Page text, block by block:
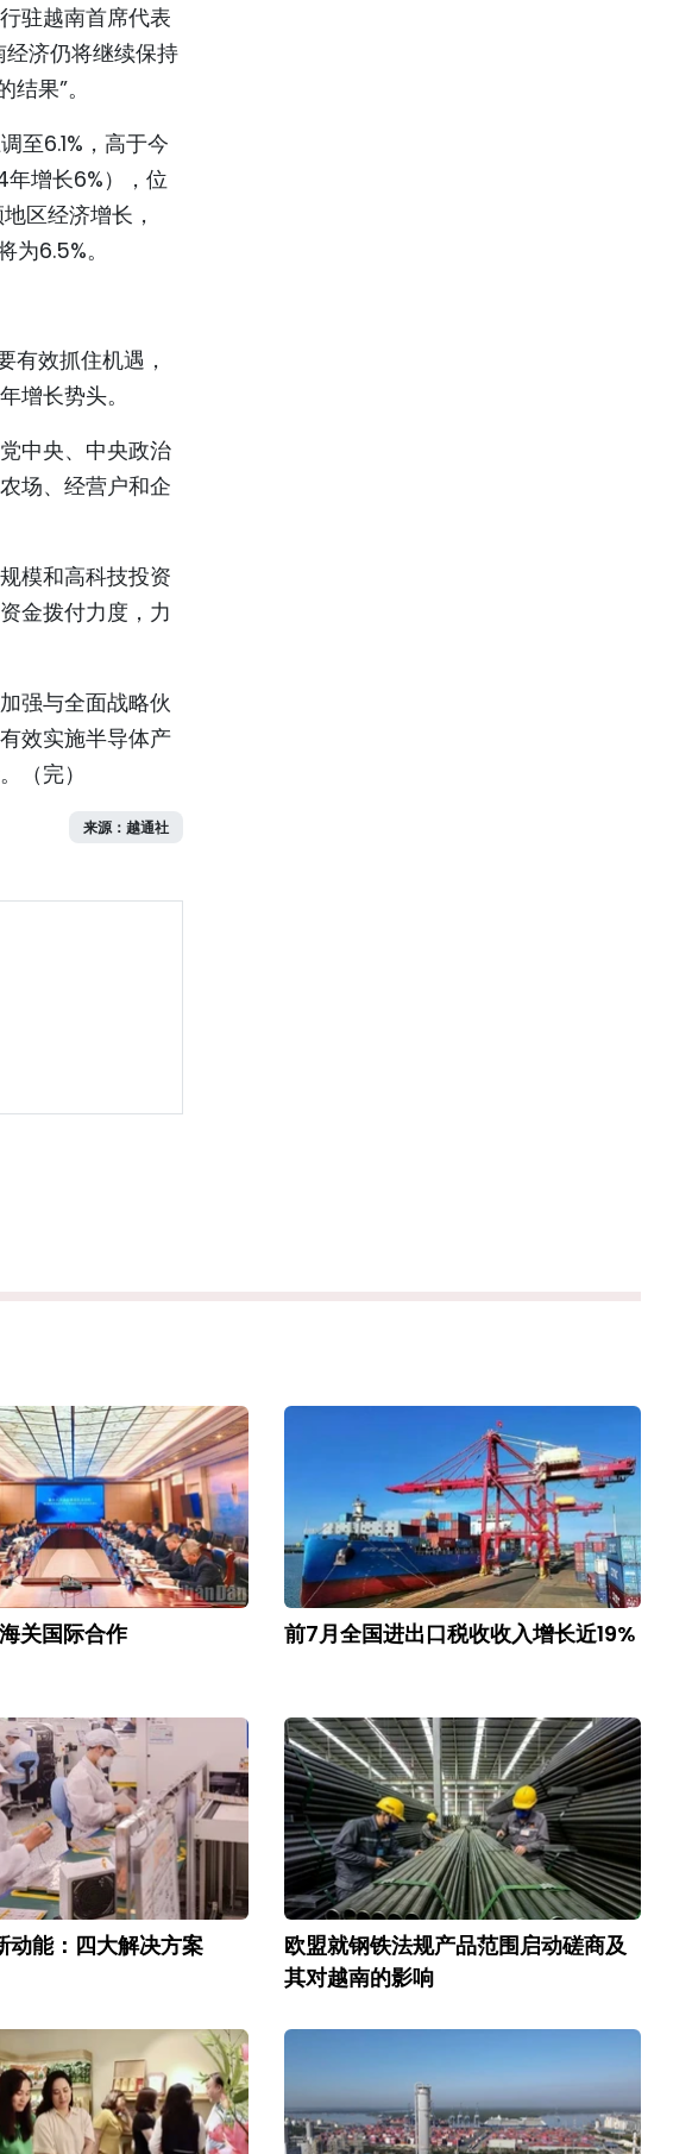
驻越南首席代表
济仍将继续保持
果”。
至6.1%，高于今
增长6%），位
区经济增长，
6.5%。
有效抓住机遇，
增长势头。
中央、中央政治
场、经营户和企
模和高科技投资
金拨付力度，力
强与全面战略伙
效实施半导体产
（完）
来源：越通社
关国际合作 前7月全国进出口税收收入增长近19%
动能：四大解决方案
欧盟就钢铁法规产品范围启动磋商及
其对越南的影响